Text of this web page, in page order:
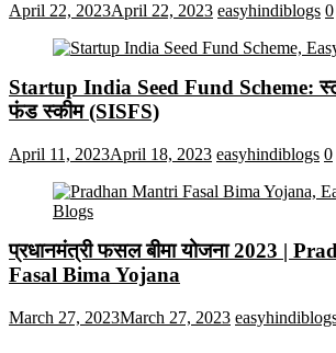
April 22, 2023April 22, 2023 easyhindiblogs 0
Startup India Seed Fund Scheme:
फंड स्कीम (SISFS)
April 11, 2023April 18, 2023 easyhindiblogs 0
प्रधानमंत्री फसल बीमा योजना 2023 |
Fasal Bima Yojana
March 27, 2023March 27, 2023